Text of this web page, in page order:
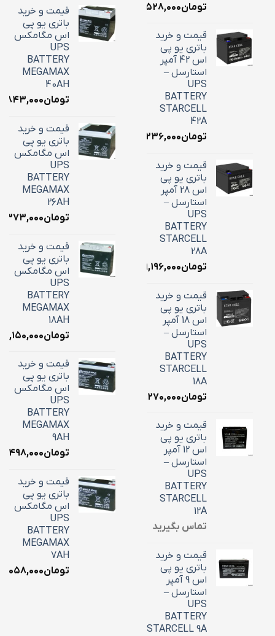
تومان۲۲,۵۲۸,۰۰۰
قیمت و خرید
باتری یو پی
اس 42 آمپر
استارسل –
UPS
BATTERY
STARCELL
42A
تومان۱۶,۲۳۶,۰۰۰
قیمت و خرید
باتری یو پی
اس 28 آمپر
استارسل –
UPS
BATTERY
STARCELL
28A
تومان۹,۱۹۶,۰۰۰
قیمت و خرید
باتری یو پی
اس 18 آمپر
استارسل –
UPS
BATTERY
STARCELL
18A
تومان۶,۲۷۰,۰۰۰
قیمت و خرید
باتری یو پی
اس 12 آمپر
استارسل –
UPS
BATTERY
STARCELL
12A
تماس بگیرید
قیمت و خرید
باتری یو پی
اس 9 آمپر
استارسل –
UPS
BATTERY
STARCELL 9A
قیمت و خرید
باتری یو پی
اس مگامکس
UPS
BATTERY
MEGAMAX
40AH
تومان
قیمت و خرید
باتری یو پی
اس مگامکس
UPS
BATTERY
MEGAMAX
26AH
تومان
قیمت و خرید
باتری یو پی
اس مگامکس
UPS
BATTERY
MEGAMAX
18AH
تومان۷,۱۵۰,۰۰۰
قیمت و خرید
باتری یو پی
اس مگامکس
UPS
BATTERY
MEGAMAX
9AH
تومان
قیمت و خرید
باتری یو پی
اس مگامکس
UPS
BATTERY
MEGAMAX
7AH
تومان